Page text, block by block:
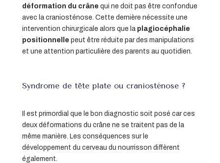
déformation du crâne qui ne doit pas être confondue
avec la craniosténose. Cette dernière nécessite une
intervention chirurgicale alors que la plagiocéphalie
positionnelle peut être réduite par des manipulations
et une attention particulière des parents au quotidien.
Syndrome de tête plate ou craniosténose ?
Il est primordial que le bon diagnostic soit posé car ces
deux déformations du crâne ne se traitent pas de la
même manière. Les conséquences sur le
développement du cerveau du nourrisson diffèrent
également.